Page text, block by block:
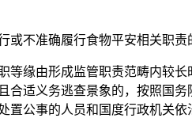
不准确履行食物平安相关职责
缘由形成监管职责范畴内较长
合适义务逃查景象的，按照国务
置公事的人员和国度行政机关依